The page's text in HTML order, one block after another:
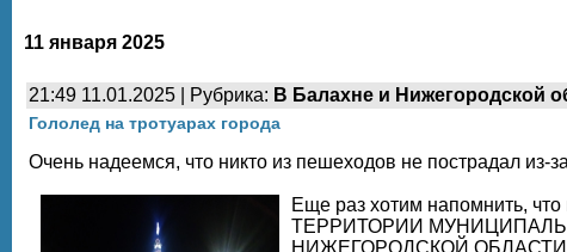
11 января 2025
21:49 11.01.2025 | Рубрика: В Балахне и Нижегородской
Гололед на тротуарах города
Очень надеемся, что никто из пешеходов не пострадал из-
Еще раз хотим напомнить,
ТЕРРИТОРИИ
НИЖЕГОРОДСКОЙ ОБЛАСТИ